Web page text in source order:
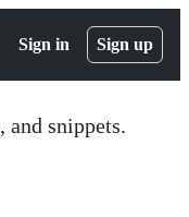
Sign in Sign up
and snippets.